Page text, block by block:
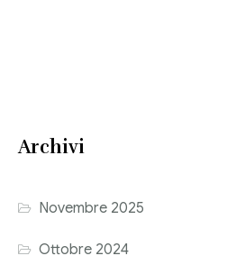
Revisione legale
Archivi
Novembre 2025
Ottobre 2024